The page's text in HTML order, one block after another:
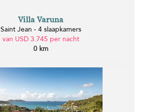
Villa Varuna
Saint Jean - 4 slaapkamers
van USD 3.745 per nacht
0 km